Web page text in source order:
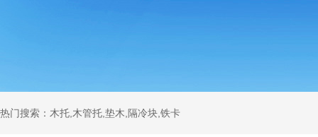
热门搜索：木托,木管托,垫木,隔冷块,铁卡